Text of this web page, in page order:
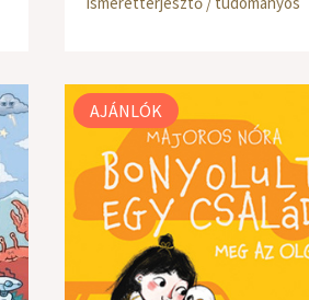
AJÁNLÓK